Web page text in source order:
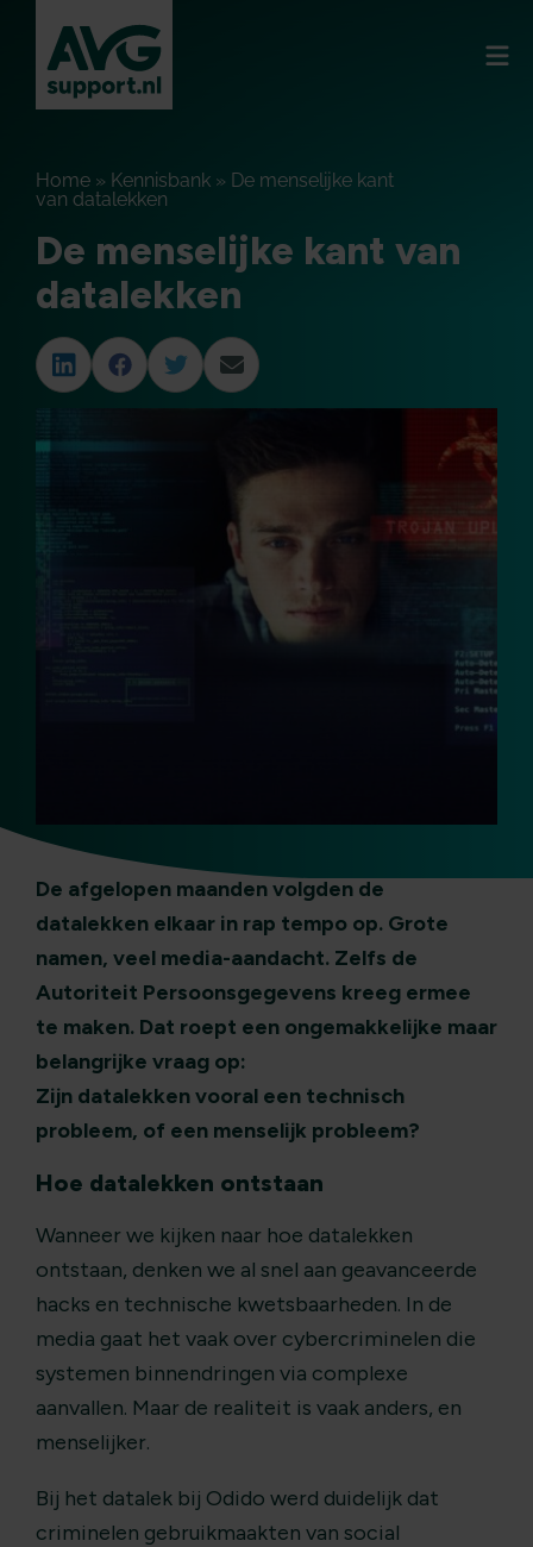
Home » Kennisbank » De menselijke kant
van datalekken
De menselijke kant van
datalekken
De afgelopen maanden volgden de
datalekken elkaar in rap tempo op. Grote
namen, veel media-aandacht. Zelfs de
Autoriteit Persoonsgegevens kreeg ermee
te maken. Dat roept een ongemakkelijke maar
belangrijke vraag op:
Zijn datalekken vooral een technisch
probleem, of een menselijk probleem?
Hoe datalekken ontstaan
Wanneer we kijken naar hoe datalekken
ontstaan, denken we al snel aan geavanceerde
hacks en technische kwetsbaarheden. In de
media gaat het vaak over cybercriminelen die
systemen binnendringen via complexe
aanvallen. Maar de realiteit is vaak anders, en
menselijker.
Bij het datalek bij Odido werd duidelijk dat
criminelen gebruikmaakten van social